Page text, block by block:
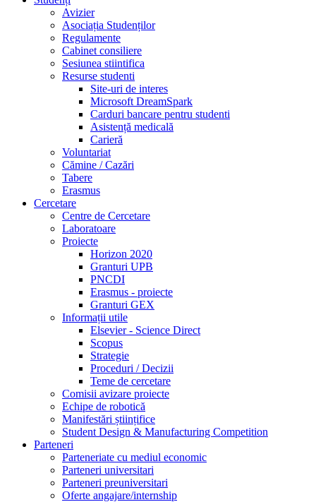
Avizier
Asociația Studenților
Regulamente
Cabinet consiliere
Sesiunea stiintifica
Resurse studenti
Site-uri de interes
Microsoft DreamSpark
Carduri bancare pentru studenti
Asistență medicală
Carieră
Voluntariat
Cămine / Cazări
Tabere
Erasmus
Cercetare
Centre de Cercetare
Laboratoare
Proiecte
Horizon 2020
Granturi UPB
PNCDI
Erasmus - proiecte
Granturi GEX
Informații utile
Elsevier - Science Direct
Scopus
Strategie
Proceduri / Decizii
Teme de cercetare
Comisii avizare proiecte
Echipe de robotică
Manifestări științifice
Student Design & Manufacturing Competition
Parteneri
Parteneriate cu mediul economic
Parteneri universitari
Parteneri preuniversitari
Oferte angajare/internship